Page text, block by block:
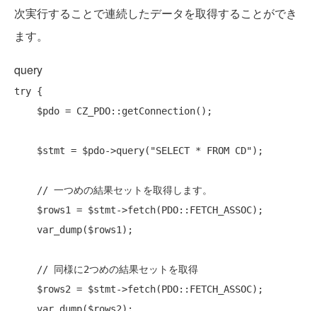
次実行することで連続したデータを取得することができ
ます。
query
try {
    $stmt = $pdo->query(
"SELECT * FROM CD");
// 一つめの結果セットを取得します。
// 同様に2つめの結果セットを取得